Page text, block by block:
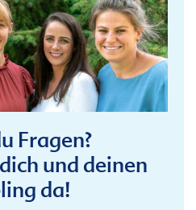
Fragen?
und deinen
da!